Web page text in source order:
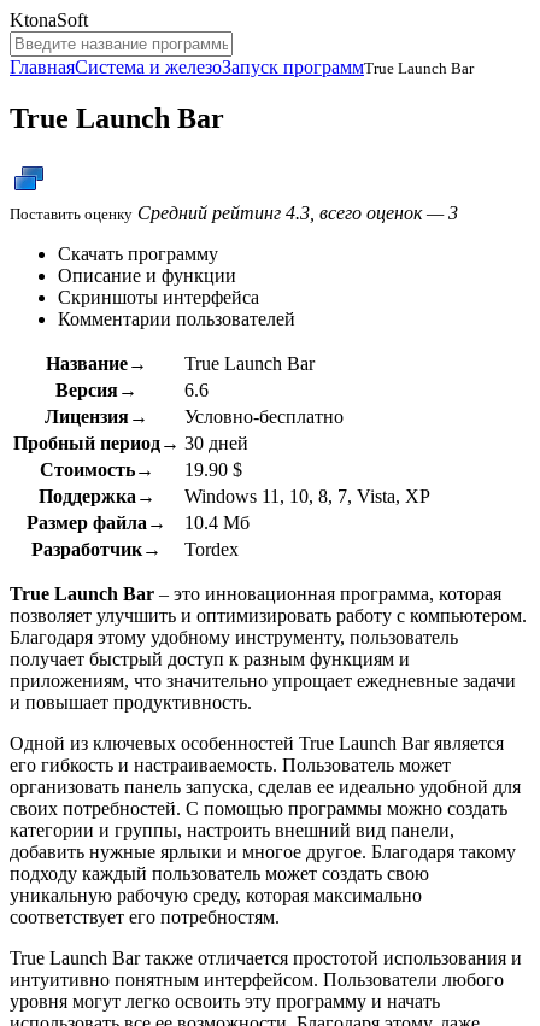
KtonaSoft
ГлавнаяСистема и железоЗапуск программTrue Launch Bar
True Launch Bar
Поставить оценку Средний рейтинг 4.3, всего оценок — 3
Скачать программу
Описание и функции
Скриншоты интерфейса
Комментарии пользователей
Название→
True Launch Bar
Версия→
6.6
Лицензия→
Условно-бесплатно
Пробный период→ 30 дней
Стоимость→
19.90 $
Поддержка→
Windows 11, 10, 8, 7, Vista, XP
Размер файла→
10.4 Мб
Разработчик→
Tordex
True Launch Bar – это инновационная программа, которая
позволяет улучшить и оптимизировать работу с компьютером.
Благодаря этому удобному инструменту, пользователь
получает быстрый доступ к разным функциям и
приложениям, что значительно упрощает ежедневные задачи
и повышает продуктивность.
Одной из ключевых особенностей True Launch Bar является
его гибкость и настраиваемость. Пользователь может
организовать панель запуска, сделав ее идеально удобной для
своих потребностей. С помощью программы можно создать
категории и группы, настроить внешний вид панели,
добавить нужные ярлыки и многое другое. Благодаря такому
подходу каждый пользователь может создать свою
уникальную рабочую среду, которая максимально
соответствует его потребностям.
True Launch Bar также отличается простотой использования и
интуитивно понятным интерфейсом. Пользователи любого
уровня могут легко освоить эту программу и начать